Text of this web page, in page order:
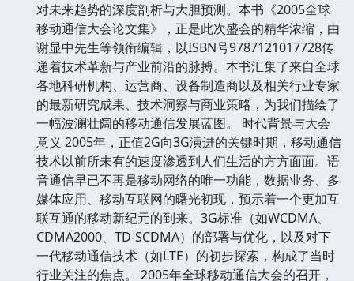
对未来趋势的深度剖析与大胆预测。本书《2005全球
移动通信大会论文集》，正是此次盛会的精华浓缩，由
谢显中先生等领衔编辑，以ISBN号9787121017728传
递着技术革新与产业前沿的脉搏。本书汇集了来自全球
各地科研机构、运营商、设备制造商以及相关行业专家
的最新研究成果、技术洞察与商业策略，为我们描绘了
一幅波澜壮阔的移动通信发展蓝图。 时代背景与大会
意义 2005年，正值2G向3G演进的关键时期，移动通信
技术以前所未有的速度渗透到人们生活的方方面面。语
音通信早已不再是移动网络的唯一功能，数据业务、多
媒体应用、移动互联网的曙光初现，预示着一个更加互
联互通的移动新纪元的到来。3G标准（如WCDMA、
CDMA2000、TD-SCDMA）的部署与优化，以及对下
一代移动通信技术（如LTE）的初步探索，构成了当时
行业关注的焦点。 2005年全球移动通信大会的召开，